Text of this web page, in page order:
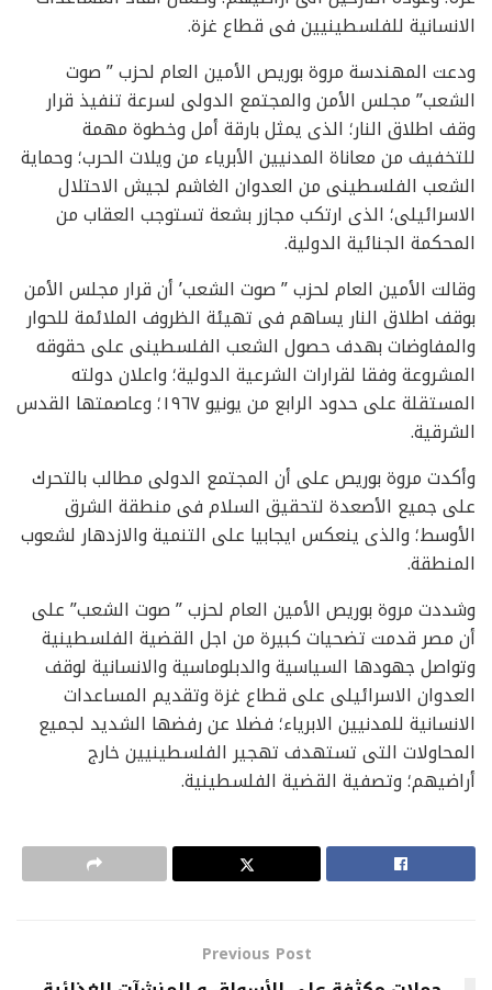
الانسانية للفلسطينيين فى قطاع غزة.
ودعت المهندسة مروة بوريص الأمين العام لحزب ” صوت
الشعب” مجلس الأمن والمجتمع الدولى لسرعة تنفيذ قرار
وقف اطلاق النار؛ الذى يمثل بارقة أمل وخطوة مهمة
للتخفيف من معاناة المدنيين الأبرياء من ويلات الحرب؛ وحماية
الشعب الفلسطينى من العدوان الغاشم لجيش الاحتلال
الاسرائيلى؛ الذى ارتكب مجازر بشعة تستوجب العقاب من
المحكمة الجنائية الدولية.
وقالت الأمين العام لحزب ” صوت الشعب’ أن قرار مجلس الأمن
بوقف اطلاق النار يساهم فى تهيئة الظروف الملائمة للحوار
والمفاوضات بهدف حصول الشعب الفلسطينى على حقوقه
المشروعة وفقا لقرارات الشرعية الدولية؛ واعلان دولته
المستقلة على حدود الرابع من يونيو ١٩٦٧؛ وعاصمتها القدس
الشرقية.
وأكدت مروة بوريص على أن المجتمع الدولى مطالب بالتحرك
على جميع الأصعدة لتحقيق السلام فى منطقة الشرق
الأوسط؛ والذى ينعكس ايجابيا على التنمية والازدهار لشعوب
المنطقة.
وشددت مروة بوريص الأمين العام لحزب ” صوت الشعب” على
أن مصر قدمت تضحيات كبيرة من اجل القضية الفلسطينية
وتواصل جهودها السياسية والدبلوماسية والانسانية لوقف
العدوان الاسرائيلى على قطاع غزة وتقديم المساعدات
الانسانية للمدنيين الابرياء؛ فضلا عن رفضها الشديد لجميع
المحاولات التى تستهدف تهجير الفلسطينيين خارج
أراضيهم؛ وتصفية القضية الفلسطينية.
Previous Post